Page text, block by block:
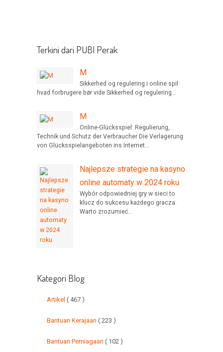
Terkini dari PUBI Perak
M
Sikkerhed og regulering i online spil:
hvad forbrugere bør vide Sikkerhed og regulering...
M
Online-Glücksspiel: Regulierung,
Technik und Schutz der Verbraucher Die Verlagerung
von Glücksspielangeboten ins Internet...
Najlepsze strategie na kasyno
online automaty w 2024 roku
Wybór odpowiedniej gry w sieci to
klucz do sukcesu każdego gracza.
Warto zrozumieć...
Kategori Blog
Artikel ( 467 )
Bantuan Kerajaan ( 223 )
Bantuan Perniagaan ( 102 )